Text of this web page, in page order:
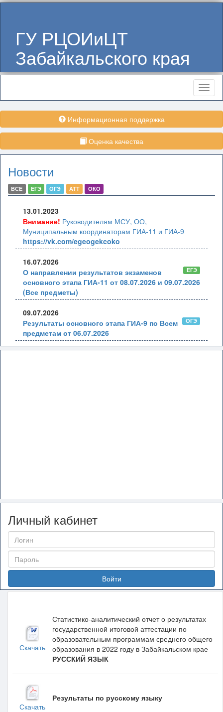
ГУ РЦОИиЦТ
Забайкальского края
Меню
Информационная поддержка
Оценка качества
Новости
ВСЕ ЕГЭ ОГЭ АТТ ОКО
13.01.2023
Внимание! Руководителям МСУ, ОО,
Муниципальным координаторам ГИА-11 и ГИА-9
https://vk.com/egeogekcoko
16.07.2026
ЕГЭ
О направлении результатов экзаменов
основного этапа ГИА-11 от 08.07.2026 и 09.07.2026
(Все предметы)
09.07.2026
ОГЭ
Результаты основного этапа ГИА-9 по Всем
предметам от 06.07.2026
Личный кабинет
Войти
Скачать
Статистико-аналитический отчет о результатах
государственной итоговой аттестации по
образовательным программам среднего общего
образования в 2022 году в Забайкальском крае
РУССКИЙ ЯЗЫК
Скачать
Результаты по русскому языку